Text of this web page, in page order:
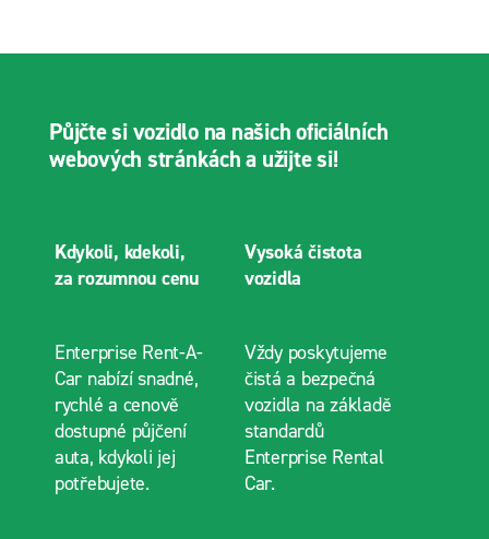
Půjčte si vozidlo na našich oficiálních
webových stránkách a užijte si!
Kdykoli, kdekoli,
za rozumnou cenu
Enterprise Rent-A-
Car nabízí snadné,
rychlé a cenově
dostupné půjčení
auta, kdykoli jej
potřebujete.
Vysoká čistota
vozidla
Vždy poskytujeme
čistá a bezpečná
vozidla na základě
standardů
Enterprise Rental
Car.